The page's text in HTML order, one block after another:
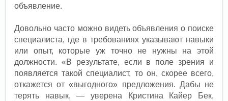
объявление.
Довольно часто можно видеть объявления о поиске
специалиста, где в требованиях указывают навыки
или опыт, которые уж точно не нужны на этой
должности. «В результате, если в поле зрения и
появляется такой специалист, то он, скорее всего,
откажется от «выгодного» предложения. Дабы не
терять навык, — уверена Кристина Кайер Бек,